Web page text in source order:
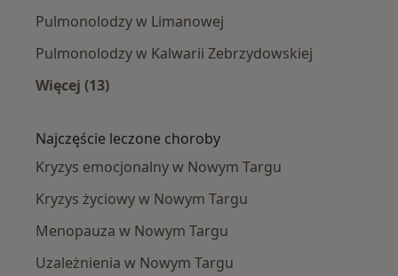
Pulmonolodzy w Limanowej
Pulmonolodzy w Kalwarii Zebrzydowskiej
Więcej (13)
Najczęście leczone choroby
Kryzys emocjonalny w Nowym Targu
Kryzys życiowy w Nowym Targu
Menopauza w Nowym Targu
Uzależnienia w Nowym Targu